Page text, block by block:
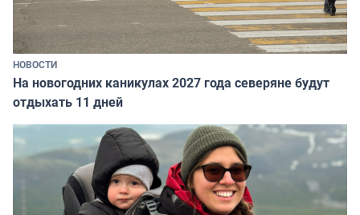
НОВОСТИ
На новогодних каникулах 2027 года северяне будут
отдыхать 11 дней